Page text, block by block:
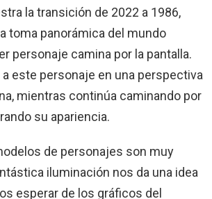
la transición de 2022 a 1986,
toma panorámica del mundo
personaje camina por la pantalla.
este personaje en una perspectiva
mientras continúa caminando por
su apariencia.
de personajes son muy
iluminación nos da una idea
esperar de los gráficos del